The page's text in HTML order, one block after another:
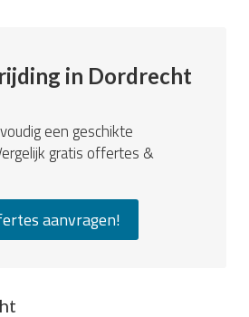
in Dordrecht
een geschikte
gratis offertes &
aanvragen!